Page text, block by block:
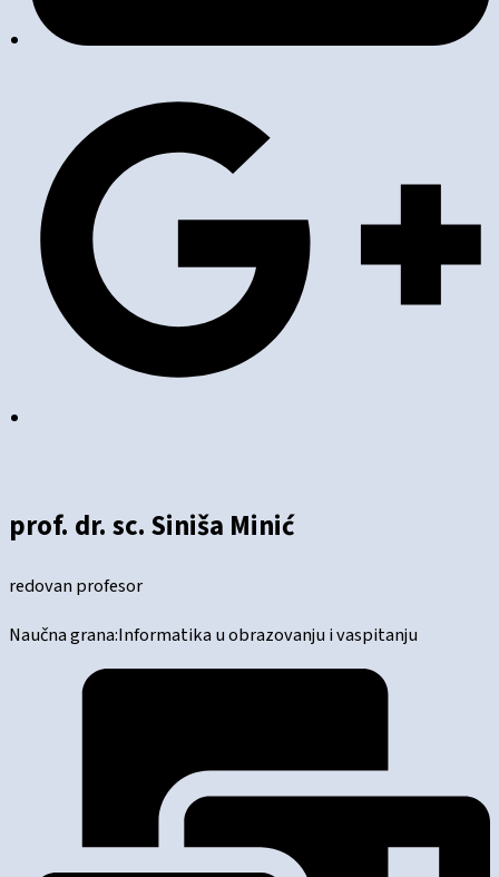
prof. dr. sc. Siniša Minić
redovan profesor
Naučna grana:Informatika u obrazovanju i vaspitanju